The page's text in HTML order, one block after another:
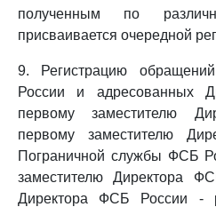
полученным по
присваивается очередной
9. Регистрацию
России и адресованных
первому заместителю
первому заместителю
Пограничной службы ФСБ
заместителю Директора
Директора ФСБ России -